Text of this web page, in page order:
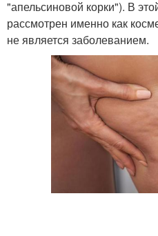
"апельсиновой корки"). В
рассмотрен именно как
не является заболеванием.